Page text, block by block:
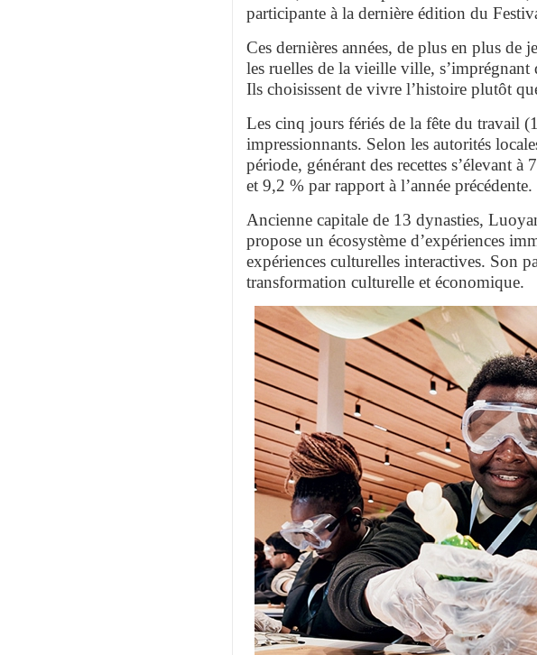
participante à la dernière édition du
Ces dernières années, de plus en plus
les ruelles de la vieille ville, s’imprégnant
Ils choisissent de vivre l’histoire plutôt
Les cinq jours fériés de la fête du travail
impressionnants. Selon les autorités
période, générant des recettes s’élevant
et 9,2 % par rapport à l’année précédente.
Ancienne capitale de 13 dynasties,
propose un écosystème d’expériences
expériences culturelles interactives. Son
transformation culturelle et économique.